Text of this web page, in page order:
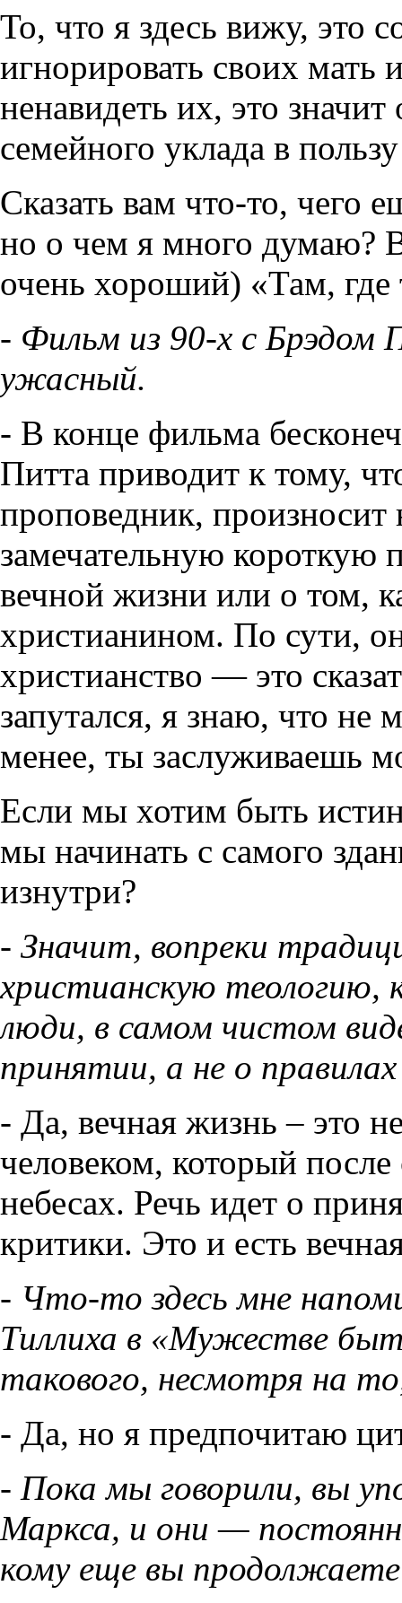
То, что я здесь вижу, это
игнорировать своих мать
ненавидеть их, это значит
семейного уклада в
Сказать вам что-то, чего
но о чем я много думаю?
очень хороший) «Там, где
- Фильм из 90-х с
ужасный.
- В конце фильма
Питта приводит к тому,
проповедник, произносит
замечательную короткую
вечной жизни или о том,
христианином. По сути,
христианство — это
запутался, я знаю, что не
менее, ты заслуживаешь
Если мы хотим быть
мы начинать с самого
изнутри?
- Значит, вопреки
христианскую теологию,
люди, в самом чистом
принятии, а не о
- Да, вечная жизнь – это
человеком, который
небесах. Речь идет о
критики. Это и есть
- Что-то здесь мне
Тиллиха в «Мужестве
такового, несмотря на
- Да, но я предпочитаю
- Пока мы говорили, вы
Маркса, и они —
кому еще вы